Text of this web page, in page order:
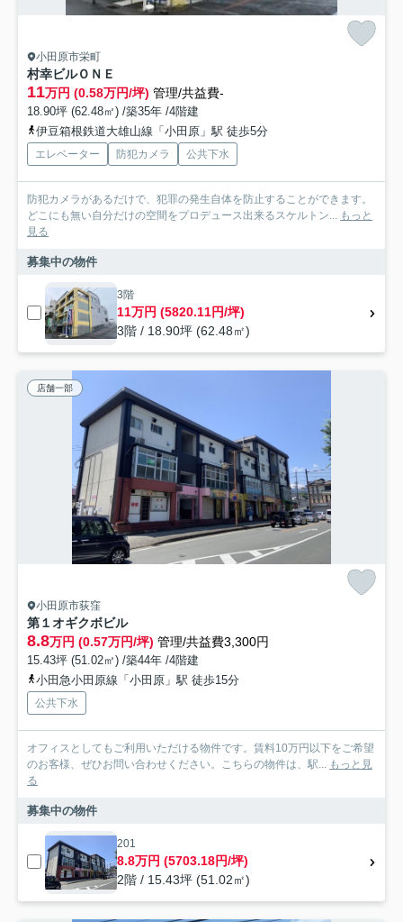
小田原市栄町
村幸ビルＯＮＥ
11万円 (0.58万円/坪) 管理/共益費-
18.90坪 (62.48㎡) /築35年 /4階建
伊豆箱根鉄道大雄山線「小田原」駅 徒歩5分
エレベーター 防犯カメラ 公共下水
防犯カメラがあるだけで、犯罪の発生自体を防止することができます。
どこにも無い自分だけの空間をプロデュース出来るスケルトン...
もっと
見る
募集中の物件
3階
11万円 (5820.11円/坪)
3階 / 18.90坪 (62.48㎡)
店舗一部
小田原市荻窪
第１オギクボビル
8.8万円 (0.57万円/坪) 管理/共益費3,300円
15.43坪 (51.02㎡) /築44年 /4階建
小田急小田原線「小田原」駅 徒歩15分
公共下水
オフィスとしてもご利用いただける物件です。賃料10万円以下をご希望
のお客様、ぜひお問い合わせください。こちらの物件は、駅...
もっと見
る
募集中の物件
201
8.8万円 (5703.18円/坪)
2階 / 15.43坪 (51.02㎡)